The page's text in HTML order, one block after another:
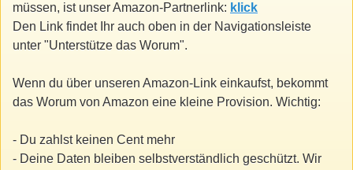
müssen, ist unser Amazon-Partnerlink: klick
Den Link findet Ihr auch oben in der Navigationsleiste
unter "Unterstütze das Worum".
Wenn du über unseren Amazon-Link einkaufst, bekommt
das Worum von Amazon eine kleine Provision. Wichtig:
- Du zahlst keinen Cent mehr
- Deine Daten bleiben selbstverständlich geschützt. Wir